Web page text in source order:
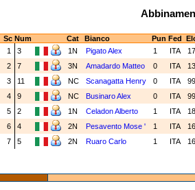
Sc Num Cat Bianco Pun Fed
1
3 1N Pigato Alex 1 ITA
2
7 3N Amadardo Matteo 0 ITA
3
11 NC Scanagatta Henry 0 ITA
4
9 NC Businaro Alex 0 ITA
5
2 1N Celadon Alberto 1 ITA
6
4 2N Pesavento Mose ' 1 ITA
7
5 2N Ruaro Carlo 1 ITA